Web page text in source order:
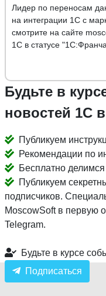
Лидер по переносам
на интеграции 1С с
смотрите на сайте
1С в статусе
Будьте в
новостей 1С
Публикуем
Рекомендации по
Бесплатно
Публикуем
подписчиков.
MoscowSoft в первую
Telegram.
Будьте в курсе
Подписаться